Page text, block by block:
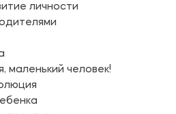
личности
маленький человек!